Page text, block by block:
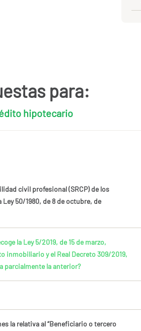
para:
hipotecario
civil profesional (SRCP) de los
50/1980, de 8 de octubre, de
la Ley 5/2019, de 15 de marzo,
inmobiliario y el Real Decreto 309/2019,
parcialmente la anterior?
la relativa al “Beneficiario o tercero